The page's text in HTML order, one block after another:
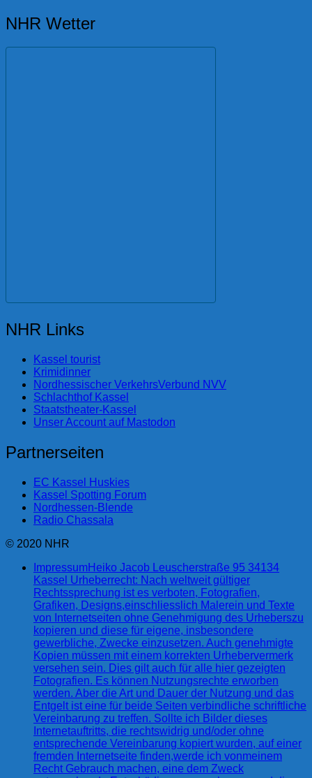
NHR Wetter
NHR Links
Kassel tourist
Krimidinner
Nordhessischer VerkehrsVerbund NVV
Schlachthof Kassel
Staatstheater-Kassel
Unser Account auf Mastodon
Partnerseiten
EC Kassel Huskies
Kassel Spotting Forum
Nordhessen-Blende
Radio Chassala
© 2020 NHR
ImpressumHeiko Jacob Leuscherstraße 95 34134
Kassel Urheberrecht: Nach weltweit gültiger
Rechtssprechung ist es verboten, Fotografien,
Grafiken, Designs,einschliesslich Malerein und Texte
von Internetseiten ohne Genehmigung des Urheberszu
kopieren und diese für eigene, insbesondere
gewerbliche, Zwecke einzusetzen. Auch genehmigte
Kopien müssen mit einem korrekten Urhebervermerk
versehen sein. Dies gilt auch für alle hier gezeigten
Fotografien. Es können Nutzungsrechte erworben
werden. Aber die Art und Dauer der Nutzung und das
Entgelt ist eine für beide Seiten verbindliche schriftliche
Vereinbarung zu treffen. Sollte ich Bilder dieses
Internetauftritts, die rechtswidrig und/oder ohne
entsprechende Vereinbarung kopiert wurden, auf einer
fremden Internetseite finden,werde ich vonmeinem
Recht Gebrauch machen, eine dem Zweck